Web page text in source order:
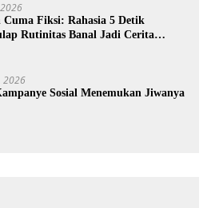
Cuma Fiksi: Rahasia 5 Detik
Rutinitas Banal Jadi Cerita
2026
Sosial Menemukan Jiwanya